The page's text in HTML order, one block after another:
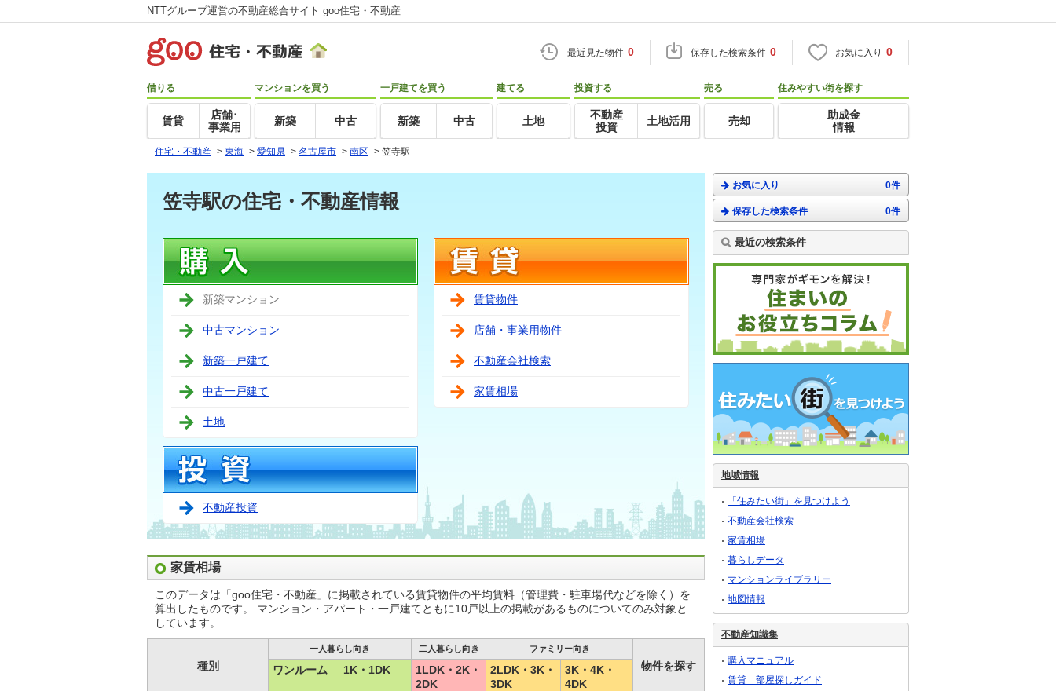
NTTグループ運営の不動産総合サイト goo住宅・不動産
最近見た物件 0 保存した検索条件 0 お気に入り 0
借りる
賃貸
店舗･
事業用
マンションを買う
新築 中古
一戸建てを買う
新築 中古
建てる
土地
投資する
不動産
投資
土地活用
売る
売却
住みやすい街を探す
助成金
情報
住宅・不動産 > 東海 > 愛知県 > 名古屋市 > 南区 > 笠寺駅
笠寺駅の住宅・不動産情報
新築マンション
中古マンション
新築一戸建て
中古一戸建て
土地
不動産投資
賃貸物件
店舗・事業用物件
不動産会社検索
家賃相場
家賃相場
このデータは「goo住宅・不動産」に掲載されている賃貸物件の平均賃料（管理費・駐車場代などを除く）を
算出したものです。 マンション・アパート・一戸建てともに10戸以上の掲載があるものについてのみ対象と
しています。
種別
一人暮らし向き 二人暮らし向き ファミリー向き
物件を探す
ワンルーム 1K・1DK
1LDK・2K・
2DK
2LDK・3K・
3DK
3K・4K・
4DK
お気に入り 0件
保存した検索条件 0件
最近の検索条件
地域情報
「住みたい街」を見つけよう
不動産会社検索
家賃相場
暮らしデータ
マンションライブラリー
地図情報
不動産知識集
購入マニュアル
賃貸 部屋探しガイド